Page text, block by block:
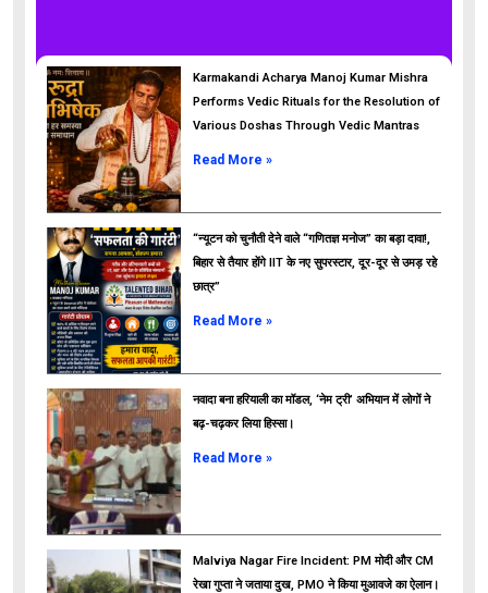
ads
Karmakandi Acharya Manoj Kumar Mishra
Performs Vedic Rituals for the Resolution of
Various Doshas Through Vedic Mantras
Read More »
“न्यूटन को चुनौती देने वाले “गणितज्ञ मनोज” का बड़ा दावा!,
बिहार से तैयार होंगे IIT के नए सुपरस्टार, दूर-दूर से उमड़ रहे
छात्र”
Read More »
नवादा बना हरियाली का मॉडल, ‘नेम ट्री’ अभियान में लोगों ने
बढ़-चढ़कर लिया हिस्सा।
Read More »
Malviya Nagar Fire Incident: PM मोदी और CM
रेखा गुप्ता ने जताया दुख, PMO ने किया मुआवजे का ऐलान।